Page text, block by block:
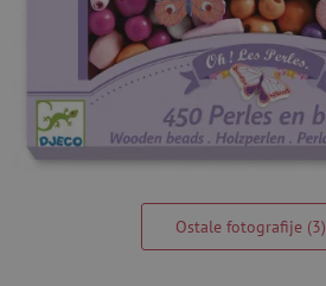
Ostale fotografije (3)